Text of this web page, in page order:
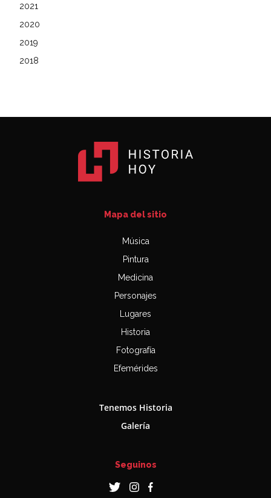
2021
2020
2019
2018
Mapa del sitio
Música
Pintura
Medicina
Personajes
Lugares
Historia
Fotografía
Efemérides
Tenemos Historia
Galería
Seguinos